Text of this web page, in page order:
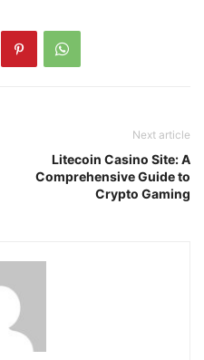
Next article
Litecoin Casino Site: A
Comprehensive Guide to
Crypto Gaming